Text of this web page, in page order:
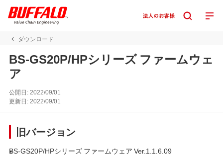
ダウンロード
BS-GS20P/HPシリーズ ファームウェ
ア
公開日:2022/09/01
更新日:2022/09/01
旧バージョン
BS-GS20P/HPシリーズ ファームウェア Ver.1.1.6.09